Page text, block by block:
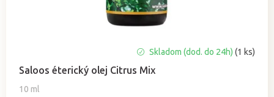
Saloos éterický olej Citrus Mix
10 ml
Skladom (dod. do 24h) (1 ks)